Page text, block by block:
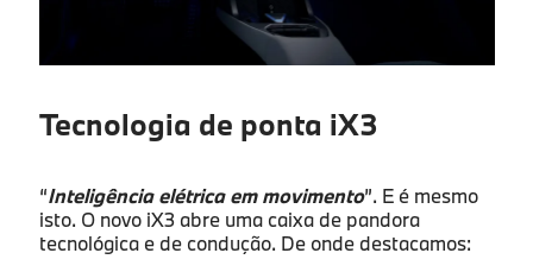
Tecnologia de ponta iX3
“Inteligência elétrica em movimento”. E é mesmo
isto. O novo iX3 abre uma caixa de pandora
tecnológica e de condução. De onde destacamos: